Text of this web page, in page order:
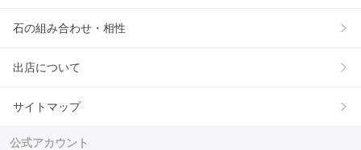
石の組み合わせ・相性
出店について
サイトマップ
公式アカウント